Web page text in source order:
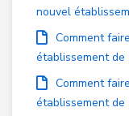
nouvel
Comment
établissement de
Comment
établissement de